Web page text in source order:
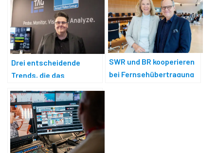
Drei entscheidende
Trends, die das
gestalten
SWR und BR kooperieren
bei Fernsehübertragung